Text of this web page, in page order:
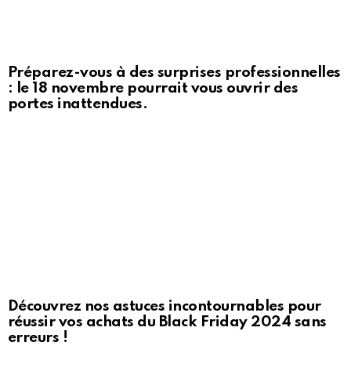
Préparez-vous à des surprises professionnelles
: le 18 novembre pourrait vous ouvrir des
portes inattendues.
Découvrez nos astuces incontournables pour
réussir vos achats du Black Friday 2024 sans
erreurs !